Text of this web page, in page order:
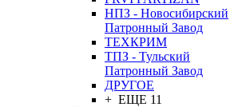
НПЗ - Новосибирский
Патронный Завод
ТЕХКРИМ
ТПЗ - Тульский
Патронный Завод
ДРУГОЕ
+ ЕЩЕ 11